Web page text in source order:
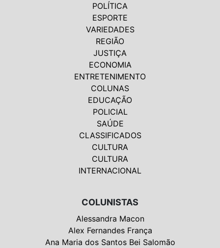
POLÍTICA
ESPORTE
VARIEDADES
REGIÃO
JUSTIÇA
ECONOMIA
ENTRETENIMENTO
COLUNAS
EDUCAÇÃO
POLICIAL
SAÚDE
CLASSIFICADOS
CULTURA
CULTURA
INTERNACIONAL
COLUNISTAS
Alessandra Macon
Alex Fernandes França
Ana Maria dos Santos Bei Salomão